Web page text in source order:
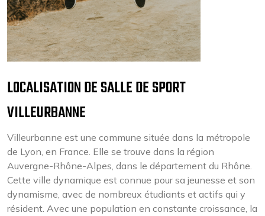
LOCALISATION DE SALLE DE SPORT
VILLEURBANNE
Villeurbanne est une commune située dans la métropole
de Lyon, en France. Elle se trouve dans la région
Auvergne-Rhône-Alpes, dans le département du Rhône.
Cette ville dynamique est connue pour sa jeunesse et son
dynamisme, avec de nombreux étudiants et actifs qui y
résident. Avec une population en constante croissance, la